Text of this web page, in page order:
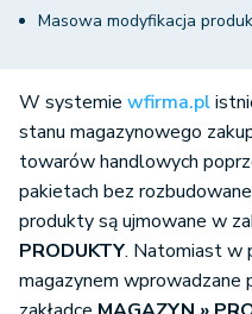
Masowa modyfikacja
W systemie wfirma.pl
stanu magazynowego
towarów handlowych
pakietach bez
produkty są ujmowane w
PRODUKTY. Natomiast w
magazynem wprowadzane